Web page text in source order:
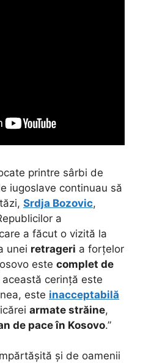
printre sârbi de
iugoslave continuau să
Srdja Bozovic,
a
a făcut o vizită la
unei retrageri a forțelor
este complet de
cerință este
este inacceptabilă
armate străine,
de pace în Kosovo.”
și de oamenii